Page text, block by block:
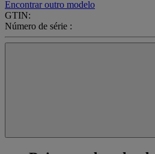
Encontrar outro modelo
GTIN:
Número de série :